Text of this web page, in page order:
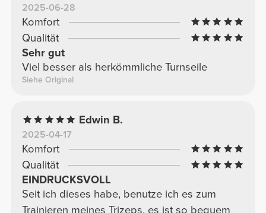
2025-06-28
Komfort
Qualität
Sehr gut
Viel besser als herkömmliche Turnseile
Siehe Original
Edwin B.
2025-04-17
Komfort
Qualität
EINDRUCKSVOLL
Seit ich dieses habe, benutze ich es zum
Trainieren meines Trizeps, es ist so bequem